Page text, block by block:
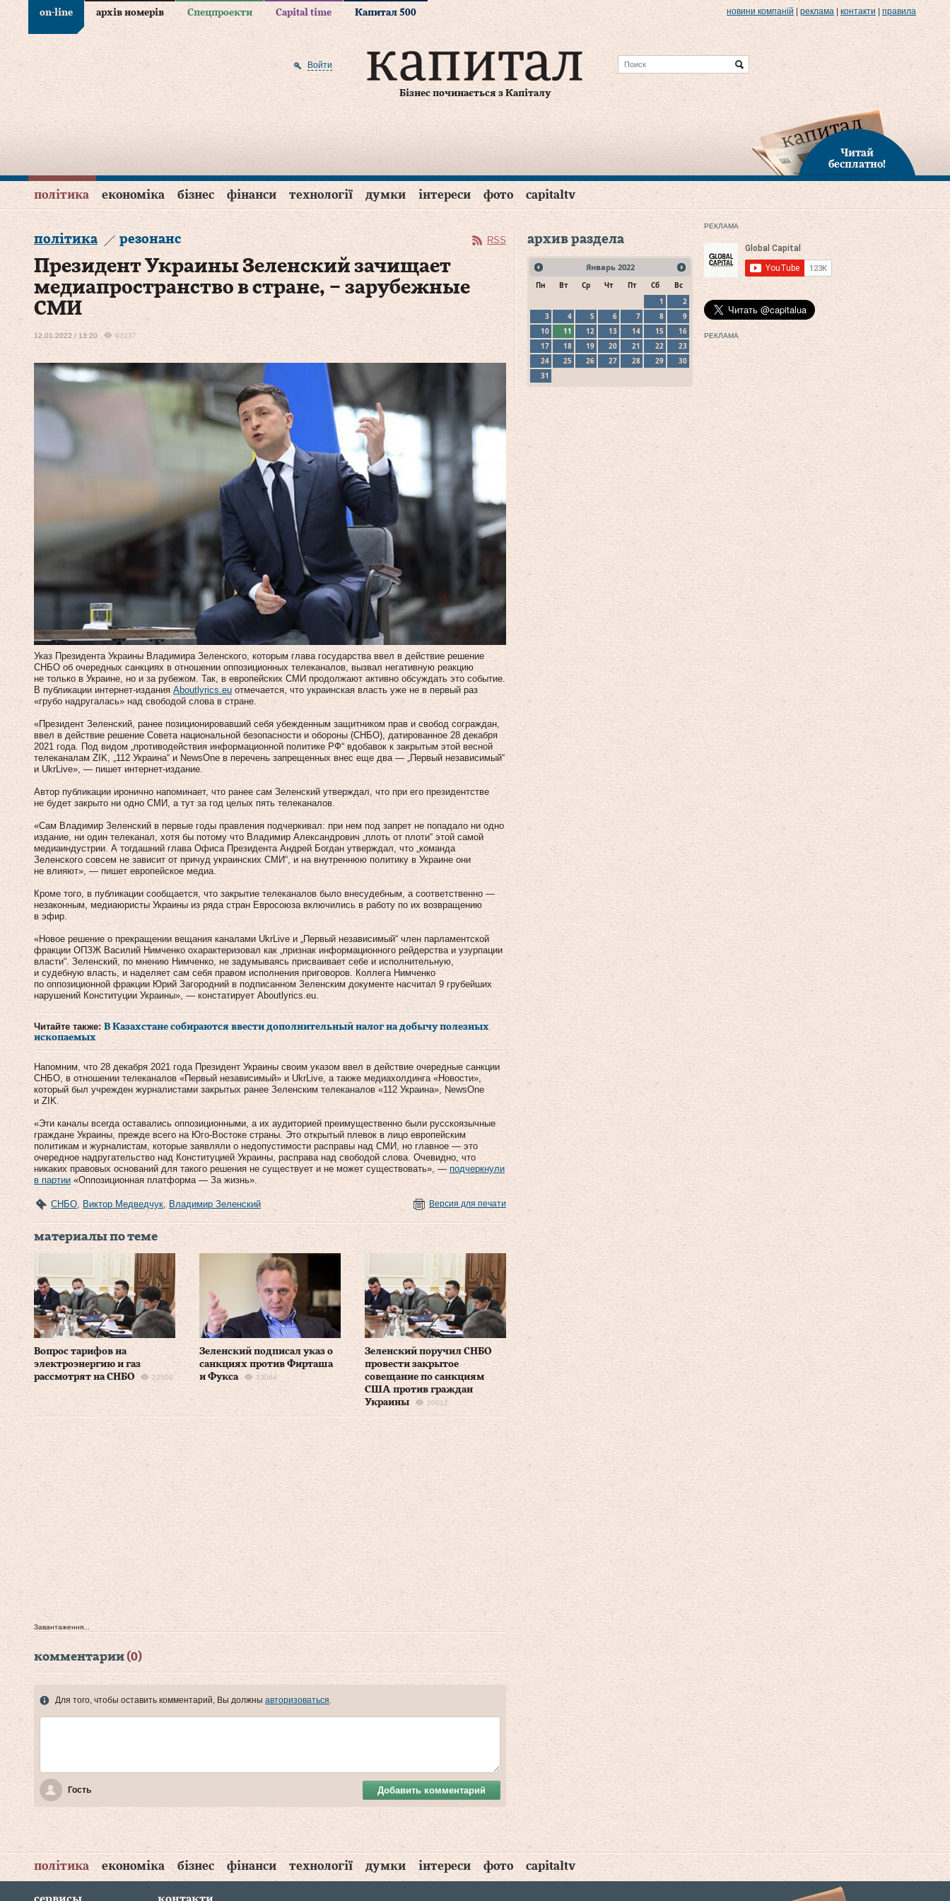
on-line архів номерів Спецпроекти Capital time Капитал 500 новини компаній реклама контакти правила
Бізнес починається з Капіталу
Войти
Читай
бесплатно!
політика економіка бізнес фінанси технології думки інтереси фото capitaltv
політика резонанс RSS
Президент Украины Зеленский зачищает
медиапространство в стране, – зарубежные
СМИ
12.01.2022 / 13:20 93237
Указ Президента Украины Владимира Зеленского, которым глава государства ввел в действие решение
СНБО об очередных санкциях в отношении оппозиционных телеканалов, вызвал негативную реакцию
не только в Украине, но и за рубежом. Так, в европейских СМИ продолжают активно обсуждать это событие.
В публикации интернет-издания Aboutlyrics.eu отмечается, что украинская власть уже не в первый раз
«грубо надругалась» над свободой слова в стране.
«Президент Зеленский, ранее позиционировавший себя убежденным защитником прав и свобод сограждан,
ввел в действие решение Совета национальной безопасности и обороны (СНБО), датированное 28 декабря
2021 года. Под видом „противодействия информационной политике РФ“ вдобавок к закрытым этой весной
телеканалам ZIK, „112 Украина“ и NewsOne в перечень запрещенных внес еще два — „Первый независимый“
и UkrLive», — пишет интернет-издание.
Автор публикации иронично напоминает, что ранее сам Зеленский утверждал, что при его президентстве
не будет закрыто ни одно СМИ, а тут за год целых пять телеканалов.
«Сам Владимир Зеленский в первые годы правления подчеркивал: при нем под запрет не попадало ни одно
издание, ни один телеканал, хотя бы потому что Владимир Александрович „плоть от плоти“ этой самой
медиаиндустрии. А тогдашний глава Офиса Президента Андрей Богдан утверждал, что „команда
Зеленского совсем не зависит от причуд украинских СМИ“, и на внутреннюю политику в Украине они
не влияют», — пишет европейское медиа.
Кроме того, в публикации сообщается, что закрытие телеканалов было внесудебным, а соответственно —
незаконным, медиаюристы Украины из ряда стран Евросоюза включились в работу по их возвращению
в эфир.
«Новое решение о прекращении вещания каналами UkrLive и „Первый независимый“ член парламентской
фракции ОПЗЖ Василий Нимченко охарактеризовал как „признак информационного рейдерства и узурпации
власти“. Зеленский, по мнению Нимченко, не задумываясь присваивает себе и исполнительную,
и судебную власть, и наделяет сам себя правом исполнения приговоров. Коллега Нимченко
по оппозиционной фракции Юрий Загородний в подписанном Зеленским документе насчитал 9 грубейших
нарушений Конституции Украины», — констатирует Aboutlyrics.eu.
Читайте также: В Казахстане собираются ввести дополнительный налог на добычу полезных
ископаемых
Напомним, что 28 декабря 2021 года Президент Украины своим указом ввел в действие очередные санкции
СНБО, в отношении телеканалов «Первый независимый» и UkrLive, а также медиахолдинга «Новости»,
который был учрежден журналистами закрытых ранее Зеленским телеканалов «112 Украина», NewsOne
и ZIK.
«Эти каналы всегда оставались оппозиционными, а их аудиторией преимущественно были русскоязычные
граждане Украины, прежде всего на Юго-Востоке страны. Это открытый плевок в лицо европейским
политикам и журналистам, которые заявляли о недопустимости расправы над СМИ, но главное — это
очередное надругательство над Конституцией Украины, расправа над свободой слова. Очевидно, что
никаких правовых оснований для такого решения не существует и не может существовать», — подчеркнули
в партии «Оппозиционная платформа — За жизнь».
СНБО Виктор Медведчук Владимир Зеленский Версия для печати
материалы по теме
Вопрос тарифов на
электроэнергию и газ
рассмотрят на СНБО
22509
Зеленский подписал указ о
санкциях против Фирташа
и Фукса
33064
Зеленский поручил СНБО
провести закрытое
совещание по санкциям
США против граждан
Украины
20012
Завантаження...
комментарии (0)
Для того, чтобы оставить комментарий, Вы должны авторизоваться
Гость Добавить комментарий
архив раздела
Январь 2022
Пн Вт Ср Чт Пт Сб
Вс
1
2
3
4 5 6 7 8
9
10
11 12 13 14 15
16
17
18 19 20 21 22
23
24
25 26 27 28 29
30
31
РЕКЛАМА
РЕКЛАМА
політика економіка бізнес фінанси технології думки інтереси фото capitaltv
сервисы контакти